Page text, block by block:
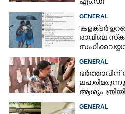
എം.ഡി
GENERAL
'കളക്‌ടർ
രാവിലെ
GENERAL
GENERAL